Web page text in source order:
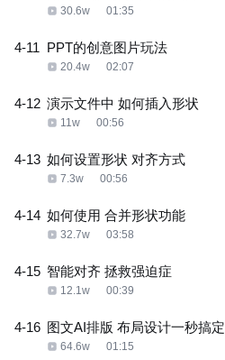
30.6w 01:35
4-11 PPT的创意图片玩法
20.4w 02:07
4-12 演示文件中 如何插入形状
11w 00:56
4-13 如何设置形状 对齐方式
7.3w 00:56
4-14 如何使用 合并形状功能
32.7w 03:58
4-15 智能对齐 拯救强迫症
12.1w 00:39
4-16 图文AI排版 布局设计一秒搞定
64.6w 01:15